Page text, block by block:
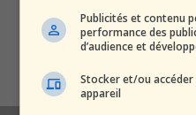
rabbin
Publicités et contenu
performance des
d’audience et
Stocker et/ou
appareil